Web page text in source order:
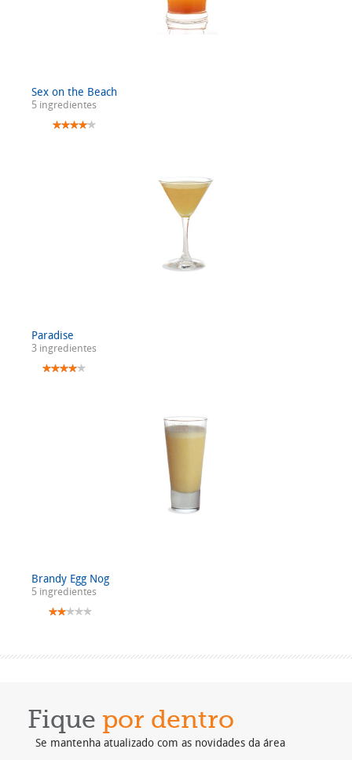
Sex on the Beach
5 ingredientes
Paradise
3 ingredientes
Brandy Egg Nog
5 ingredientes
Fique por dentro
Se mantenha atualizado com as novidades da área